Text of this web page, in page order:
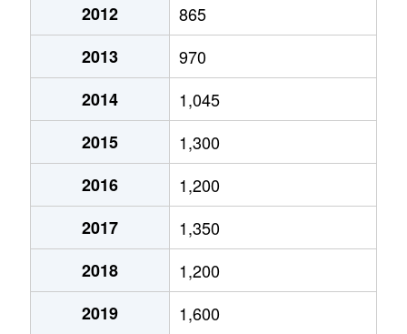
椥辻西浦町 1,900万円
椥辻西浦町
2,700万円
椥辻西浦町
2,700万円
椥辻西浦町
1,000万円
椥辻西浦町
2,700万円
椥辻西潰
830万円
椥辻東浦町
1,300万円
椥辻東浦町
2,900万円
2012
865
2013
970
2014
1,045
2015
1,300
2016
1,200
2017
1,350
2018
1,200
2019
1,600